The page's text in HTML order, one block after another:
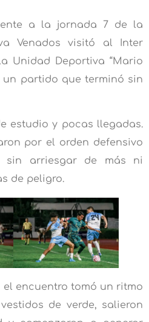
a la jornada 7 de la
Venados visitó al Inter
Unidad Deportiva “Mario
un partido que terminó sin
estudio y pocas llegadas.
por el orden defensivo
arriesgar de más ni
de peligro.
el encuentro tomó un ritmo
de verde, salieron